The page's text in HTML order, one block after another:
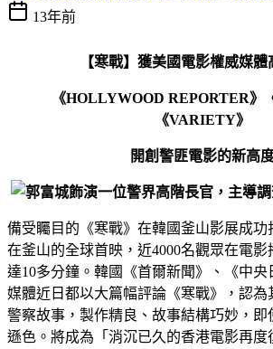
13年前
【寒戰】獲美國電影權威媒體
《HOLLYWOOD REPORTER》
《VARIETY》
開創警匪電影的新高
備受矚目的《寒戰》在韓國釜山影展成功
在釜山的全球首映，近4000名觀眾在電
達10多分鐘。韓國《首爾新聞》、《中
媒體近日都以大篇幅評論《寒戰》，認為
警察故事，製作精良、故事結構巧妙，即
遜色。將成為「消沉已久的香港電影再度